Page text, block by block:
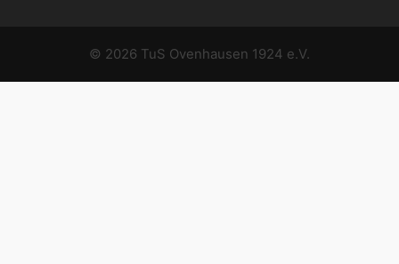
© 2026 TuS Ovenhausen 1924 e.V.